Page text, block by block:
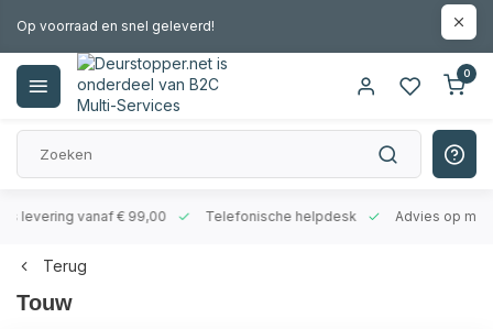
Op voorraad en snel geleverd!
0
vanaf € 99,00 Telefonische helpdesk Advies op maat
Terug
Touw